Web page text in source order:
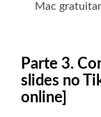
Mac
Parte 3.
slides no
online]